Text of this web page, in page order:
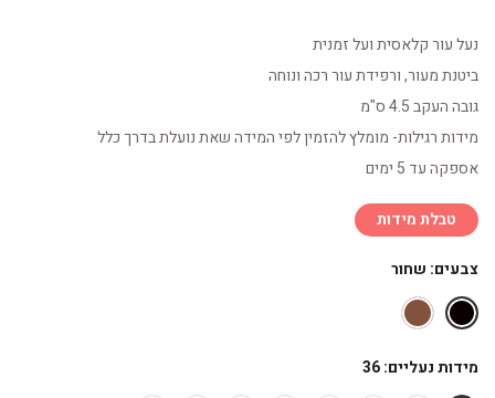
נעל עור קלאסית ועל זמנית
ביטנת מעור, ורפידת עור רכה ונוחה
גובה העקב 4.5 ס"מ
מידות רגילות- מומלץ להזמין לפי המידה שאת נועלת בדרך כלל
אספקה עד 5 ימים
טבלת מידות
צבעים: שחור
מידות נעליים:36